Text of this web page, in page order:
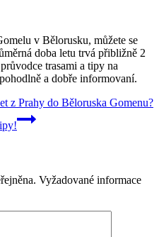
v Bělorusku, můžete se
doba letu trvá přibližně 2
trasami a tipy na
a dobře informovaní.
z Prahy do Běloruska Gomenu?
Vyžadované informace